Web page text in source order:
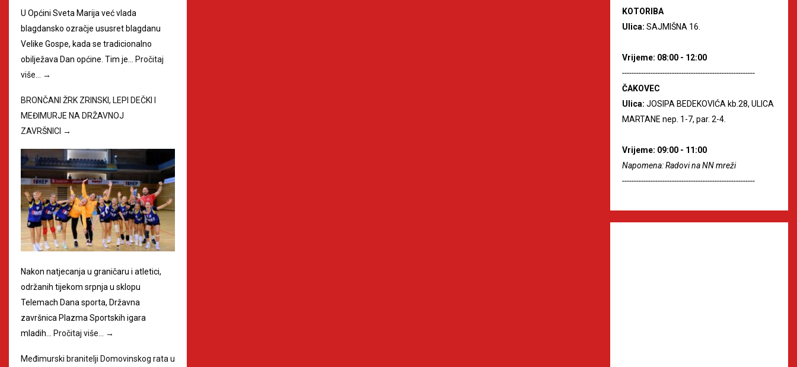
U Općini Sveta Marija već vlada
blagdansko ozračje ususret blagdanu
Velike Gospe, kada se tradicionalno
obilježava Dan općine. Tim je…
Pročitaj
više…
→
BRONČANI ŽRK ZRINSKI, LEPI DEČKI I
MEĐIMURJE NA DRŽAVNOJ
ZAVRŠNICI →
Nakon natjecanja u graničaru i atletici,
održanih tijekom srpnja u sklopu
Telemach Dana sporta, Državna
završnica Plazma Sportskih igara
mladih…
Pročitaj više… →
Međimurski branitelji Domovinskog rata u
KOTORIBA
Ulica: SAJMIŠNA 16.
Vrijeme: 08:00 - 12:00
--------------------------------------------------------
ČAKOVEC
Ulica: JOSIPA BEDEKOVIĆA kb.28, ULICA
MARTANE nep. 1-7, par. 2-4.
Vrijeme: 09:00 - 11:00
Napomena: Radovi na NN mreži
--------------------------------------------------------